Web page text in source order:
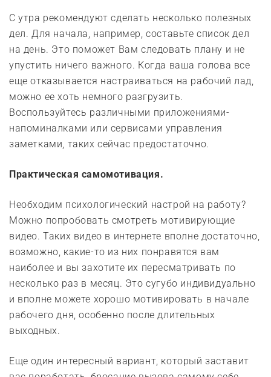
С утра рекомендуют сделать несколько полезных
дел. Для начала, например, составьте список дел
на день. Это поможет Вам следовать плану и не
упустить ничего важного. Когда ваша голова все
еще отказывается настраиваться на рабочий лад,
можно ее хоть немного разгрузить.
Воспользуйтесь различными приложениями-
напоминалками или сервисами управления
заметками, таких сейчас предостаточно.
Практическая самомотивация.
Необходим психологический настрой на работу?
Можно попробовать смотреть мотивирующие
видео. Таких видео в интернете вполне достаточно,
возможно, какие-то из них понравятся вам
наиболее и вы захотите их пересматривать по
несколько раз в месяц. Это сугубо индивидуально
и вполне можете хорошо мотивировать в начале
рабочего дня, особенно после длительных
выходных.
Еще один интересный вариант, который заставит